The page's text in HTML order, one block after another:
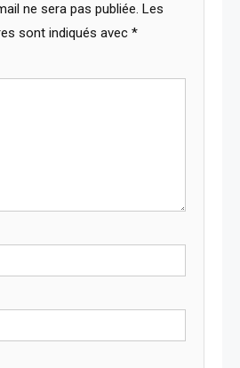
ne sera pas publiée. Les
sont indiqués avec *